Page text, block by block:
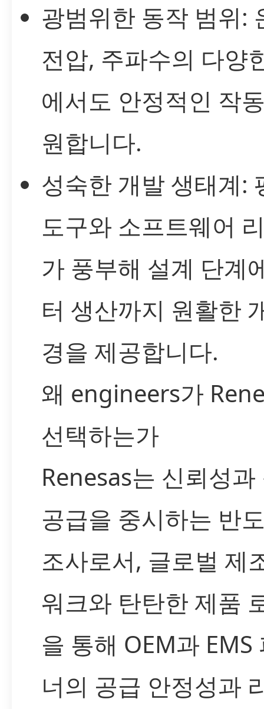
광범위한 동작 범위:
전압, 주파수의 다양
에서도 안정적인 작
원합니다.
성숙한 개발 생태계:
도구와 소프트웨어
가 풍부해 설계 단계
터 생산까지 원활한
경을 제공합니다.
왜 engineers가
선택하는가
Renesas는 신뢰성과
공급을 중시하는 반
조사로서, 글로벌 제
워크와 탄탄한 제품
을 통해 OEM과 EMS
너의 공급 안정성과